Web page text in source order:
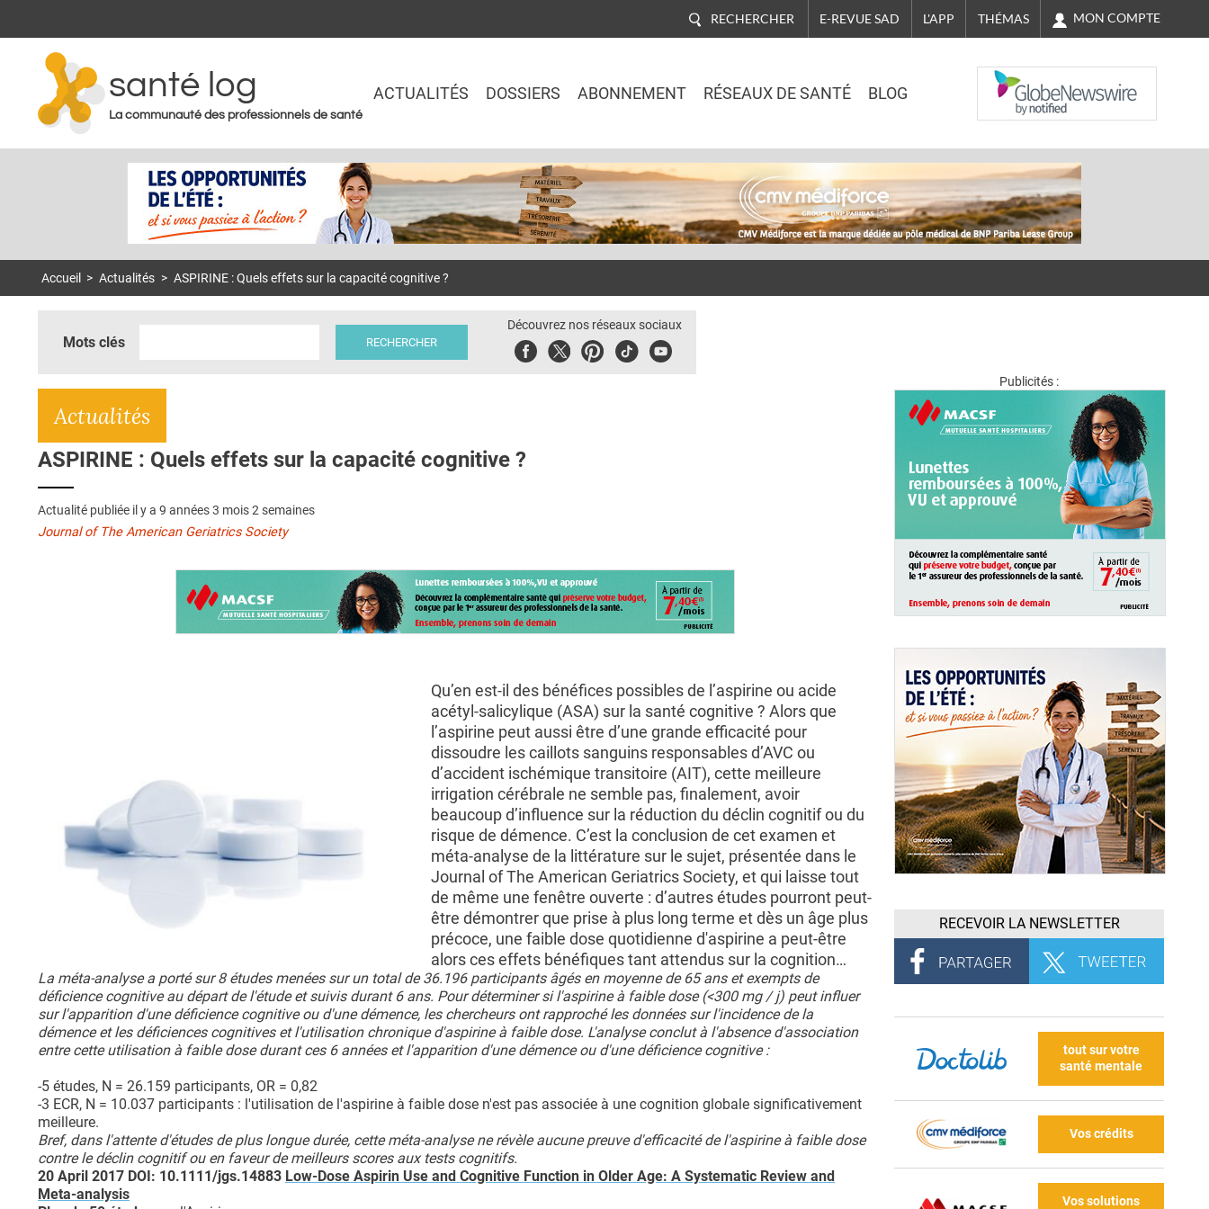
RECHERCHER E-REVUE SAD L'APP THÉMAS MON COMPTE
santé log
La communauté des professionnels de santé
ACTUALITÉS DOSSIERS ABONNEMENT RÉSEAUX DE SANTÉ BLOG
NASDAQ
Accueil > Actualités > ASPIRINE : Quels effets sur la capacité cognitive ?
Mots clés
Découvrez nos réseaux sociaux
FacebookTwitterPinterest
TiktokYoubute
Actualités
ASPIRINE : Quels effets sur la capacité cognitive ?
Actualité publiée il y a 9 années 3 mois 2 semaines
Journal of The American Geriatrics Society
Qu’en est-il des bénéfices possibles de l’aspirine ou acide
acétyl-salicylique (ASA) sur la santé cognitive ? Alors que
l’aspirine peut aussi être d’une grande efficacité pour
dissoudre les caillots sanguins responsables d’AVC ou
d’accident ischémique transitoire (AIT), cette meilleure
irrigation cérébrale ne semble pas, finalement, avoir
beaucoup d’influence sur la réduction du déclin cognitif ou du
risque de démence. C’est la conclusion de cet examen et
méta-analyse de la littérature sur le sujet, présentée dans le
Journal of The American Geriatrics Society, et qui laisse tout
de même une fenêtre ouverte : d’autres études pourront peut-
être démontrer que prise à plus long terme et dès un âge plus
précoce, une faible dose quotidienne d'aspirine a peut-être
alors ces effets bénéfiques tant attendus sur la cognition…
La méta-analyse a porté sur 8 études menées sur un total de 36.196 participants âgés en moyenne de 65 ans et exempts de
déficience cognitive au départ de l'étude et suivis durant 6 ans. Pour déterminer si l'aspirine à faible dose (<300 mg / j) peut influer
sur l'apparition d'une déficience cognitive ou d'une démence, les chercheurs ont rapproché les données sur l'incidence de la
démence et les déficiences cognitives et l'utilisation chronique d'aspirine à faible dose. L'analyse conclut à l'absence d'association
entre cette utilisation à faible dose durant ces 6 années et l'apparition d'une démence ou d'une déficience cognitive :
-5 études, N = 26.159 participants, OR = 0,82
-3 ECR, N = 10.037 participants : l'utilisation de l'aspirine à faible dose n'est pas associée à une cognition globale significativement
meilleure.
Bref, dans l'attente d'études de plus longue durée, cette méta-analyse ne révèle aucune preuve d'efficacité de l'aspirine à faible dose
contre le déclin cognitif ou en faveur de meilleurs scores aux tests cognitifs.
20 April 2017 DOI: 10.1111/jgs.14883 Low-Dose Aspirin Use and Cognitive Function in Older Age: A Systematic Review and
Meta-analysis
Publicités :
RECEVOIR LA NEWSLETTER
tout sur votre
santé mentale
Vos crédits
Vos solutions